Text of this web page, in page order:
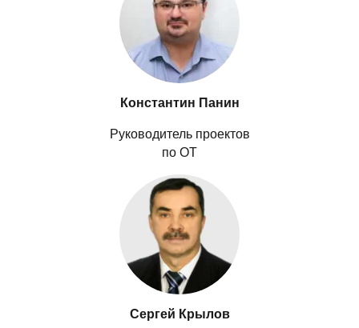
Константин Панин
Руководитель проектов
по ОТ
Сергей Крылов